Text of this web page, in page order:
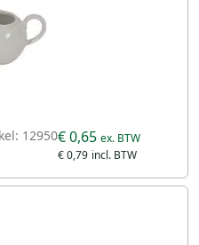
12950
€ 0,79
€ 0,65